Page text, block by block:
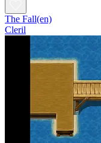
The Fall(en)
Cleril